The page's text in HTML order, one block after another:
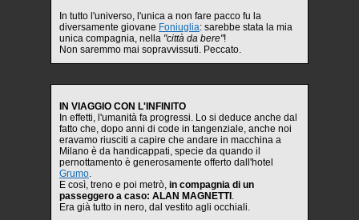
In tutto l'universo, l'unica a non fare pacco fu la
diversamente giovane Foniuglia: sarebbe stata la mia
unica compagnia, nella "città da bere"!
Non saremmo mai sopravvissuti. Peccato.
IN VIAGGIO CON L'INFINITO
In effetti, l'umanità fa progressi. Lo si deduce anche dal
fatto che, dopo anni di code in tangenziale, anche noi
eravamo riusciti a capire che andare in macchina a
Milano è da handicappati, specie da quando il
pernottamento è generosamente offerto dall'hotel
Grumo
E così, treno e poi metrò, in compagnia di un
passeggero a caso: ALAN MAGNETTI
Era già tutto in nero, dal vestito agli occhiali.